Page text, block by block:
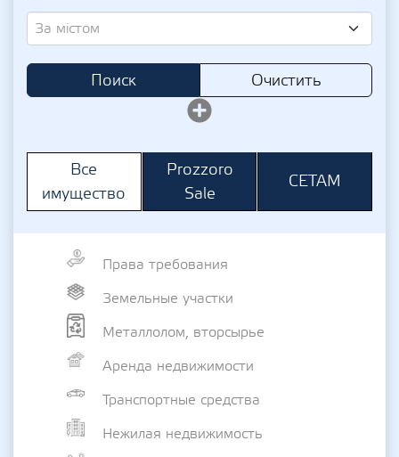
За містом
Поиск Очистить
Все
имущество
Prozzoro
Sale
СЕТАМ
Права требования
Земельные участки
Металлолом, вторсырье
Аренда недвижимости
Транспортные средства
Нежилая недвижимость